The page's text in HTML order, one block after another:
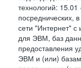
технологий: 15.01
посреднических,
сети "Интернет"
для ЭВМ, баз
предоставления
ЭВМ и (или)